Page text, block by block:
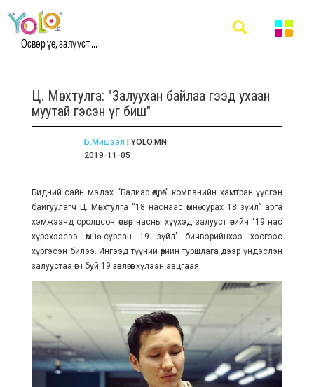
Өсвөр үе, залууст ...
Ц. Мөнхтулга: "Залуухан байлаа гээд ухаан
муутай гэсэн үг биш"
Б.Мишээл | YOLO.MN
2019-11-05
Бидний сайн мэдэх “Балиар өөдрөг” компанийн хамтран үүсгэн
байгуулагч Ц. Мөнхтулга “18 наснаас өмнө сурах 18 зүйл” арга
хэмжээнд оролцсон өсвөр насны хүүхэд залууст өөрийн "19 нас
хүрэхээсээ өмнө сурсан 19 зүйл" бичвэрийнхээ хэсгээс
хүргэсэн билээ. Ингээд түүний өөрийн туршлага дээр үндэслэн
залуустаа өгч буй 19 зөвлөгөөг хүлээн авцгаая.